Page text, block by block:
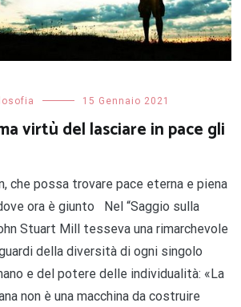
15 Gennaio 2021
virtù del lasciare in pace gli
che possa trovare pace eterna e piena
ora è giunto Nel “Saggio sulla
Stuart Mill tesseva una rimarchevole
della diversità di ogni singolo
e del potere delle individualità: «La
non è una macchina da costruire